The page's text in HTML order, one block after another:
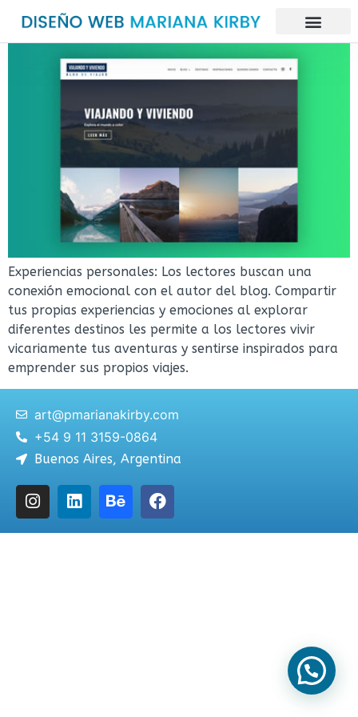
Experiencias personales: Los lectores buscan una
conexión emocional con el autor del blog. Compartir
tus propias experiencias y emociones al explorar
diferentes destinos les permite a los lectores vivir
vicariamente tus aventuras y sentirse inspirados para
emprender sus propios viajes.
art@pmarianakirby.com
+54 9 11 3159-0864
Buenos Aires, Argentina